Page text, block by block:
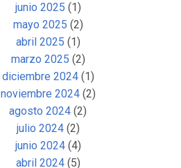
junio 2025 (1)
mayo 2025 (2)
abril 2025 (1)
marzo 2025 (2)
diciembre 2024(1)
noviembre 2024(2)
agosto 2024 (2)
julio 2024(2)
junio 2024(4)
abril 2024(5)